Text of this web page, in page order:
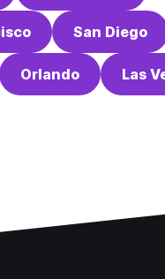
San Diego
Orlando Las